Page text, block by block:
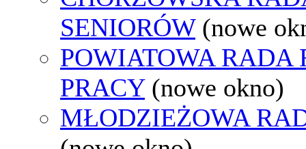
SENIORÓW (nowe
POWIATOWA RADA
PRACY (nowe okno)
MŁODZIEŻOWA